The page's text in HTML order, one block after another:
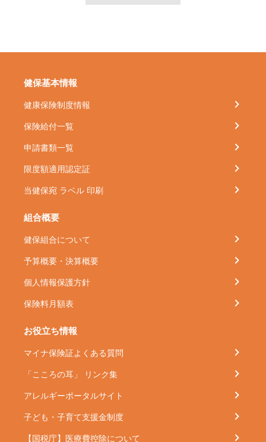
健保基本情報
健康保険制度情報
保険給付一覧
申請書類一覧
限度額適用認定証
当健保宛 ラベル 印刷
組合概要
健保組合について
予算概要・決算概要
個人情報保護方針
保険料月額表
お役立ち情報
マイナ保険証よくある質問
「こころの耳」 リンク集
アレルギーポータルサイト
子ども・子育て支援金制度
【国税庁】医療費控除について